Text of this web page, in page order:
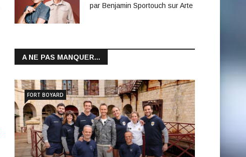
par Benjamin Sportouch sur Arte
A NE PAS MANQUER...
FORT BOYARD